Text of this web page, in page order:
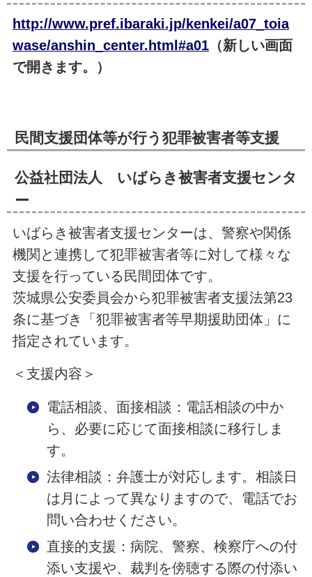
http://www.pref.ibaraki.jp/kenkei/a07_toia
wase/anshin_center.html#a01（新しい画面
で開きます。）
民間支援団体等が行う犯罪被害者等支援
公益社団法人 いばらき被害者支援センタ
ー
いばらき被害者支援センターは、警察や関係
機関と連携して犯罪被害者等に対して様々な
支援を行っている民間団体です。
茨城県公安委員会から犯罪被害者支援法第23
条に基づき「犯罪被害者等早期援助団体」に
指定されています。
＜支援内容＞
電話相談、面接相談：電話相談の中か
ら、必要に応じて面接相談に移行しま
す。
法律相談：弁護士が対応します。相談日
は月によって異なりますので、電話でお
問い合わせください。
直接的支援：病院、警察、検察庁への付
添い支援や、裁判を傍聴する際の付添い